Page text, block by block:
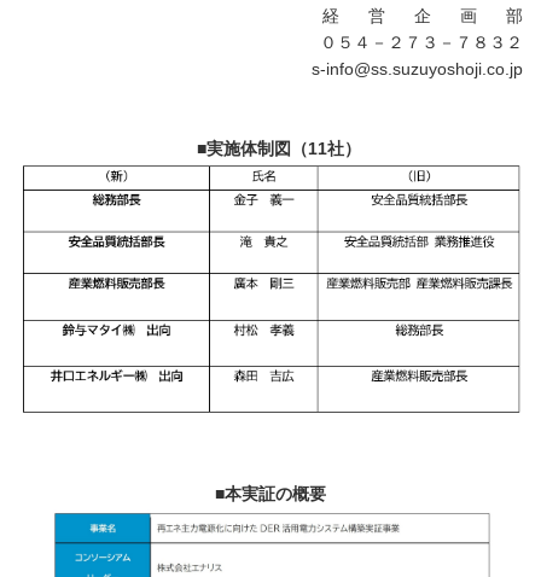
経 営 企 画 部
０５４－２７３－７８３２
s-info@ss.suzuyoshoji.co.jp
■実施体制図（11社）
■本実証の概要